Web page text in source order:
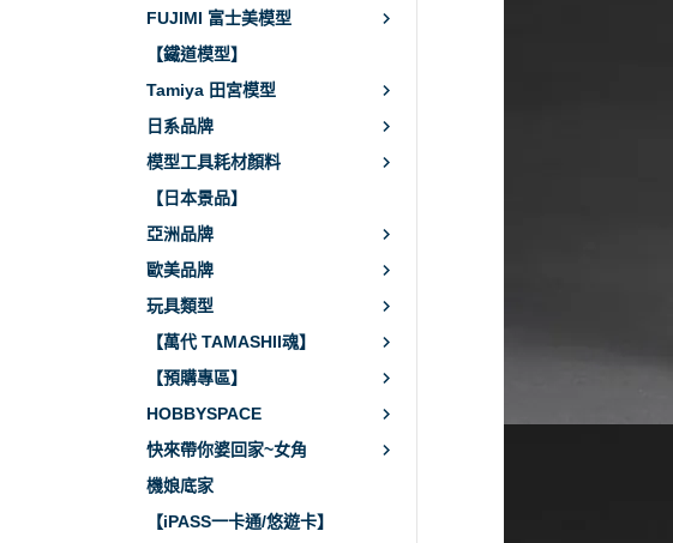
FUJIMI 富士美模型
【鐵道模型】
Tamiya 田宮模型
日系品牌
模型工具耗材顏料
【日本景品】
亞洲品牌
歐美品牌
玩具類型
【萬代 TAMASHII魂】
【預購專區】
HOBBYSPACE
快來帶你婆回家~女角
機娘底家
【iPASS一卡通/悠遊卡】